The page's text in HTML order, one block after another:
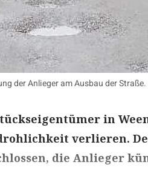
der Anlieger am Ausbau der
in
verlieren.
die Anlieger